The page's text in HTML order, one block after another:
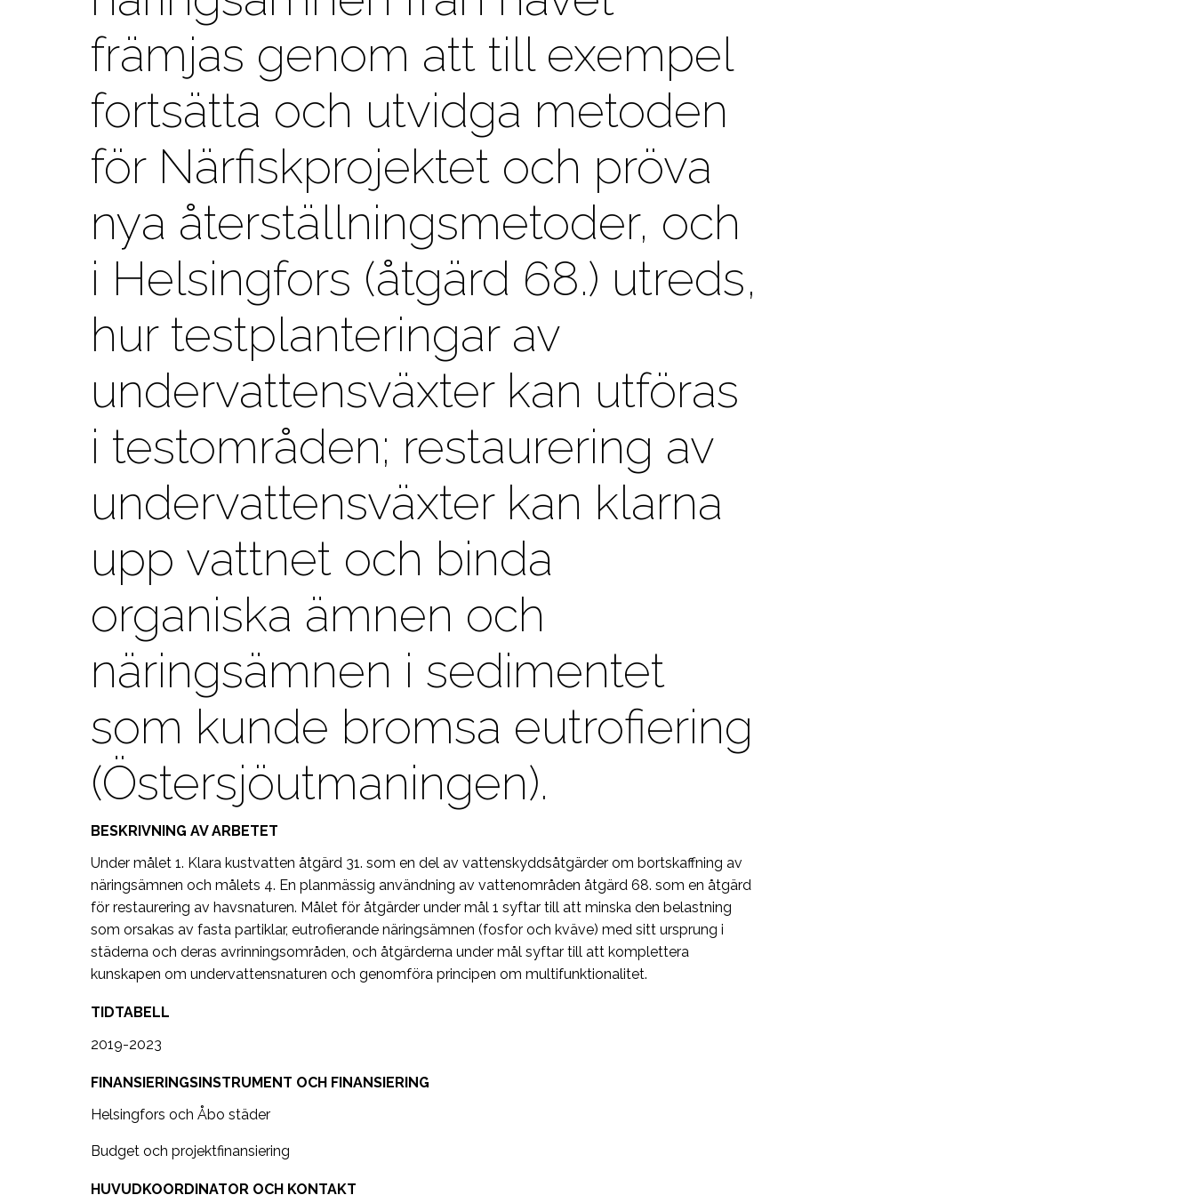
främjas genom att till exempel
fortsätta och utvidga metoden
för Närfiskprojektet och pröva
nya återställningsmetoder, och
i Helsingfors (åtgärd 68.) utreds,
hur testplanteringar av
undervattensväxter kan utföras
i testområden; restaurering av
undervattensväxter kan klarna
upp vattnet och binda
organiska ämnen och
näringsämnen i sedimentet
som kunde bromsa eutrofiering
(Östersjöutmaningen).
BESKRIVNING AV ARBETET
Under målet 1. Klara kustvatten åtgärd 31. som en del av vattenskyddsåtgärder om bortskaffning av
näringsämnen och målets 4. En planmässig användning av vattenområden åtgärd 68. som en åtgärd
för restaurering av havsnaturen. Målet för åtgärder under mål 1 syftar till att minska den belastning
som orsakas av fasta partiklar, eutrofierande näringsämnen (fosfor och kväve) med sitt ursprung i
städerna och deras avrinningsområden, och åtgärderna under mål syftar till att komplettera
kunskapen om undervattensnaturen och genomföra principen om multifunktionalitet.
TIDTABELL
2019-2023
FINANSIERINGSINSTRUMENT OCH FINANSIERING
Helsingfors och Åbo städer
Budget och projektfinansiering
HUVUDKOORDINATOR OCH KONTAKT